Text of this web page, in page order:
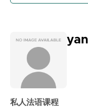
便时间。
地址：克拉利亚·米
小学和第三中学对面
在线课程：Microsoft
期待合作
私人法语课程